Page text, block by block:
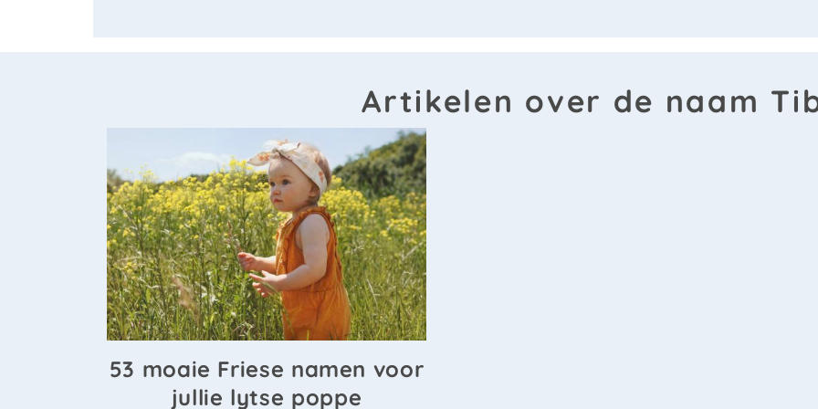
Artikelen over de naam
53 moaie Friese namen voor
jullie lytse poppe